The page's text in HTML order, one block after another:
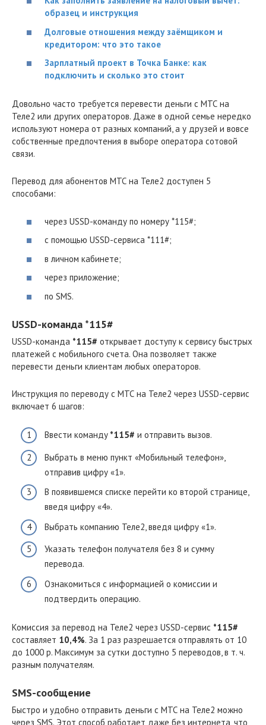
образец и инструкция
Долговые отношения между заёмщиком и
кредитором: что это такое
Зарплатный проект в Точка Банке: как
подключить и сколько это стоит
Довольно часто требуется перевести деньги с МТС на
Теле2 или других операторов. Даже в одной семье нередко
используют номера от разных компаний, а у друзей и вовсе
собственные предпочтения в выборе оператора сотовой
связи.
Перевод для абонентов МТС на Теле2 доступен 5
способами:
через USSD-команду по номеру *115#;
с помощью USSD-сервиса *111#;
в личном кабинете;
через приложение;
по SMS.
USSD-команда *115#
USSD-команда *115# открывает доступу к сервису быстрых
платежей с мобильного счета. Она позволяет также
перевести деньги клиентам любых операторов.
Инструкция по переводу с МТС на Теле2 через USSD-сервис
включает 6 шагов:
Ввести команду *115# и отправить вызов.
Выбрать в меню пункт «Мобильный телефон»,
отправив цифру «1».
В появившемся списке перейти ко второй странице,
введя цифру «4».
Выбрать компанию Теле2, введя цифру «1».
Указать телефон получателя без 8 и сумму
перевода.
Ознакомиться с информацией о комиссии и
подтвердить операцию.
Комиссия за перевод на Теле2 через USSD-сервис *115#
составляет 10,4%. За 1 раз разрешается отправлять от 10
до 1000 р. Максимум за сутки доступно 5 переводов, в т. ч.
разным получателям.
SMS-сообщение
Быстро и удобно отправить деньги с МТС на Теле2 можно
через SMS. Этот способ работает даже без интернета, что